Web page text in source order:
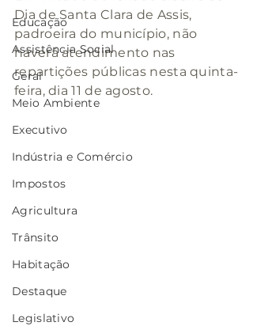
Educação
Assistência Social
Geral
Meio Ambiente
Executivo
Indústria e Comércio
Impostos
Agricultura
Trânsito
Habitação
Destaque
Legislativo
Dia de Santa Clara de Assis,
padroeira do município, não
haverá atendimento nas
repartições públicas nesta quinta-
feira, dia 11 de agosto.